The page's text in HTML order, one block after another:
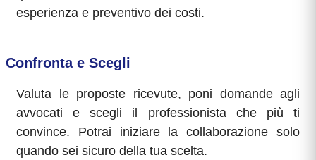
esperienza e preventivo dei costi.
Confronta e Scegli
Valuta le proposte ricevute, poni domande agli
avvocati e scegli il professionista che più ti
convince. Potrai iniziare la collaborazione solo
quando sei sicuro della tua scelta.